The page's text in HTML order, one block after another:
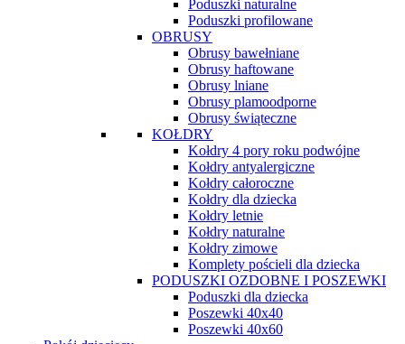
Poduszki naturalne
Poduszki profilowane
OBRUSY
Obrusy bawełniane
Obrusy haftowane
Obrusy lniane
Obrusy plamoodporne
Obrusy świąteczne
KOŁDRY
Kołdry 4 pory roku podwójne
Kołdry antyalergiczne
Kołdry całoroczne
Kołdry dla dziecka
Kołdry letnie
Kołdry naturalne
Kołdry zimowe
Komplety pościeli dla dziecka
PODUSZKI OZDOBNE I POSZEWKI
Poduszki dla dziecka
Poszewki 40x40
Poszewki 40x60